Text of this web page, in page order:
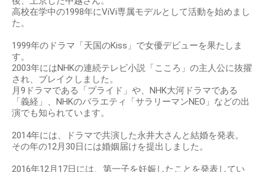
高校在学中の1998年にViVi専属モデルとして活動を始めまし
た。
1999年のドラマ「天国のKiss」で女優デビューを果たしま
す。
2003年にはNHKの連続テレビ小説「こころ」の主人公に抜擢
され、ブレイクしました。
月9ドラマである「プライド」や、NHK大河ドラマである
「義経」、NHKのバラエティ「サラリーマンNEO」などの出
演でも知られています。
2014年には、ドラマで共演した永井大さんと結婚を発表。
その年の12月30日には婚姻届けを提出しました。
2016年12月17日には、第一子を妊娠したことを発表してい